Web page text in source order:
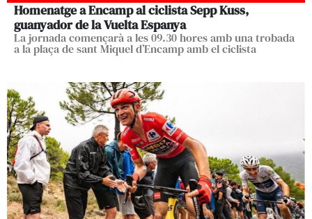
Homenatge a Encamp al ciclista Sepp Kuss,
guanyador de la Vuelta Espanya
La jornada començarà a les 09.30 hores amb una trobada
a la plaça de sant Miquel d’Encamp amb el ciclista